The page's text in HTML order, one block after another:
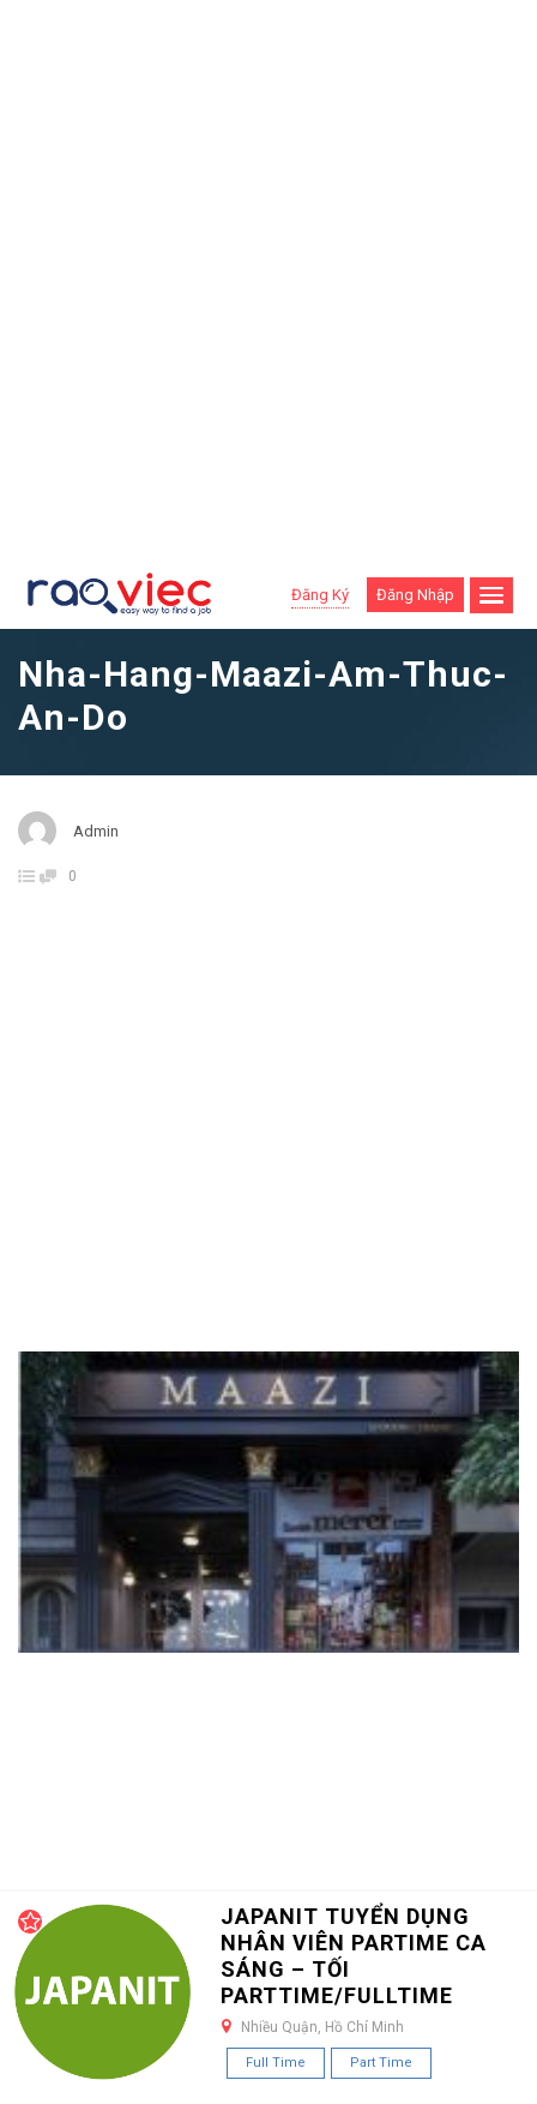
Đăng Ký Đăng Nhập
Nha-Hang-Maazi-Am-Thuc-
An-Do
Admin
0
JAPANIT TUYỂN DỤNG
NHÂN VIÊN PARTIME CA
SÁNG – TỐI
PARTTIME/FULLTIME
Nhiều Quận, Hồ Chí Minh
Full Time Part Time